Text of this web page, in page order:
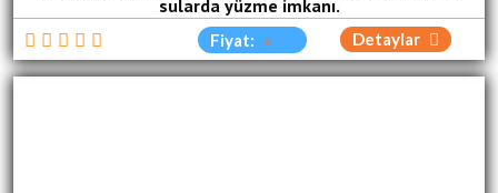
sularda yüzme imkanı.
Fiyat: Detaylar